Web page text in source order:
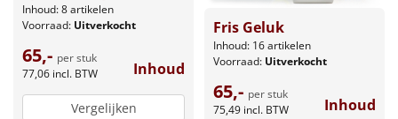
Inhoud: 8 artikelen
Voorraad: Uitverkocht
65,- per stuk
77,06 incl. BTW Inhoud
Vergelijken
Fris Geluk
Inhoud: 16 artikelen
Voorraad: Uitverkocht
65,- per stuk
75,49 incl. BTW Inhoud